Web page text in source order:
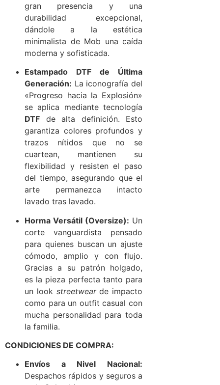
gran presencia y una
durabilidad excepcional,
dándole a la estética
minimalista de Mob una caída
moderna y sofisticada.
Estampado DTF de Última
Generación: La iconografía del
«Progreso hacia la Explosión»
se aplica mediante tecnología
DTF de alta definición. Esto
garantiza colores profundos y
trazos nítidos que no se
cuartean, mantienen su
flexibilidad y resisten el paso
del tiempo, asegurando que el
arte permanezca intacto
lavado tras lavado.
Horma Versátil (Oversize): Un
corte vanguardista pensado
para quienes buscan un ajuste
cómodo, amplio y con flujo.
Gracias a su patrón holgado,
es la pieza perfecta tanto para
un look streetwearde impacto
como para un outfit casual con
mucha personalidad para toda
la familia.
CONDICIONES DE COMPRA:
Envíos a Nivel Nacional:
Despachos rápidos y seguros a